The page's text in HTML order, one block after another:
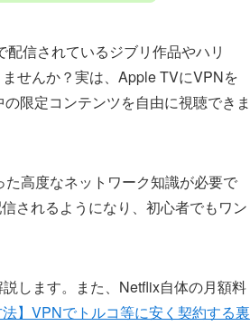
信されているジブリ作品やハリ
せんか？実は、Apple TVにVPNを
限定コンテンツを自由に視聴できま
高度なネットワーク知識が必要で
されるようになり、初心者でもワン
します。また、Netflix自体の月額料
法】VPNでトルコ等に安く契約する裏